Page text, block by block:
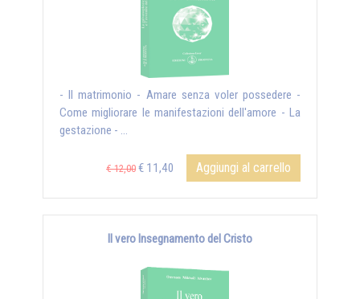
- Il matrimonio - Amare senza voler possedere -
Come migliorare le manifestazioni dell'amore - La
gestazione - ...
€ 12,00 € 11,40 Aggiungi al carrello
Il vero Insegnamento del Cristo